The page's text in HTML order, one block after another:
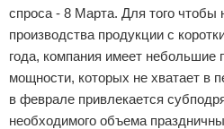
спроса - 8 Марта. Для того чтобы
производства продукции с
года, компания имеет небольшие
мощности, которых не хватает в
в феврале привлекается
необходимого объема